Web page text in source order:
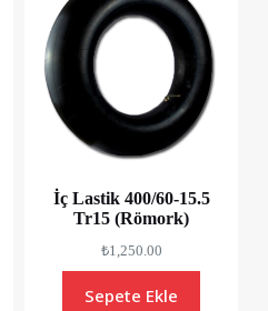
İç Lastik 400/60-15.5
Tr15 (Römork)
₺1,250.00
Sepete Ekle